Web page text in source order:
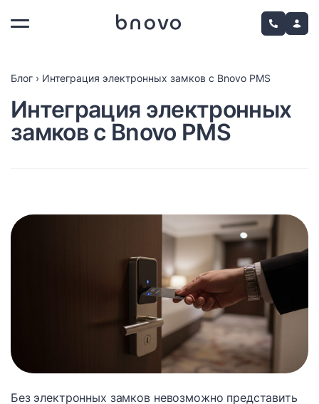
Блог › Интеграция электронных замков с Bnovo PMS
Интеграция электронных
замков с Bnovo PMS
Без электронных замков невозможно представить